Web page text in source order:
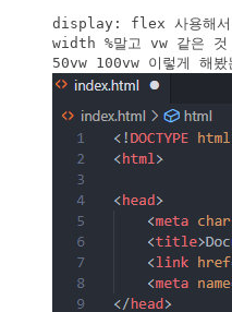
display: flex 사용해서
width %말고 vw 같은 것